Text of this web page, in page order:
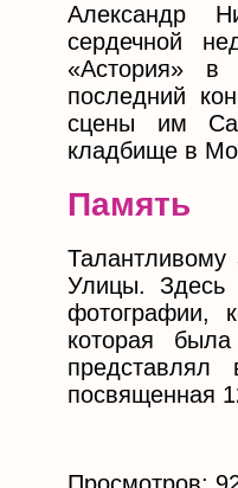
Александр
сердечной
«Астория» в
последний
сцены им
кладбище в
Память
Улицы. Здесь
фотографии,
которая
посвященная